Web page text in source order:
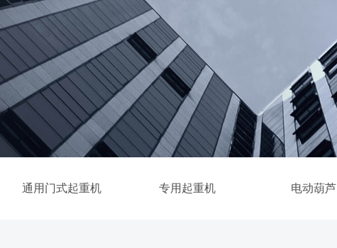
通用门式起重机 专用起重机 电动葫芦